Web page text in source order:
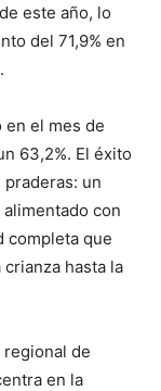
este año, lo
del 71,9% en
en el mes de
63,2%. El éxito
un
con
completa que
hasta la
de
en la